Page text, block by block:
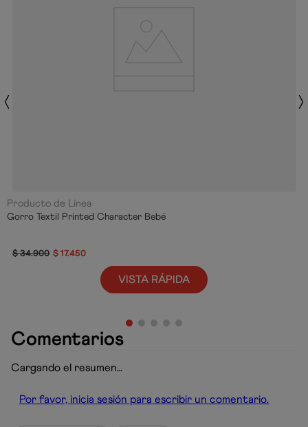
Producto de Línea
Gorro Textil Printed Character Bebé
$34.900 $ 17.450
VISTA RÁPIDA
Comentarios
Cargando el resumen…
Por favor, inicia sesión para escribir un comentario.